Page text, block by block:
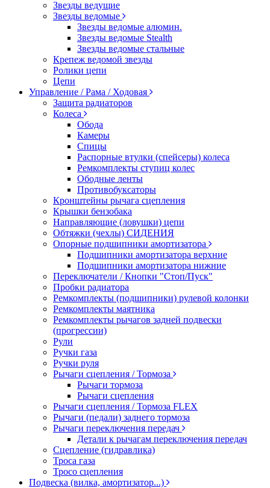
Звезды ведущие
Звезды ведомые
Звезды ведомые алюмин.
Звезды ведомые Stealth
Звезды ведомые стальные
Крепеж ведомой звезды
Ролики цепи
Цепи
Управление / Рама / Ходовая
Защита радиаторов
Колеса
Обода
Камеры
Спицы
Распорные втулки (спейсеры) колеса
Ремкомплекты ступиц колес
Ободные ленты
Противобуксаторы
Кронштейны рычага сцепления
Крышки бензобака
Направляющие (ловушки) цепи
Обтяжки (чехлы) СИДЕНИЯ
Опорные подшипники амортизатора
Подшипники амортизатора верхние
Подшипники амортизатора нижние
Переключатели / Кнопки "Стоп/Пуск"
Пробки радиатора
Ремкомплекты (подшипники) рулевой колонки
Ремкомплекты маятника
Ремкомплекты рычагов задней подвески
(прогрессии)
Рули
Ручки газа
Ручки руля
Рычаги сцепления / Тормоза
Рычаги тормоза
Рычаги сцепления
Рычаги сцепления / Тормоза FLEX
Рычаги (педали) заднего тормоза
Рычаги переключения передач
Детали к рычагам переключения передач
Сцепление (гидравлика)
Троса газа
Тросо сцепления
Подвеска (вилка, амортизатор...)